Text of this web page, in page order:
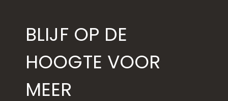
BLIJF OP DE
HOOGTE VOOR
MEER